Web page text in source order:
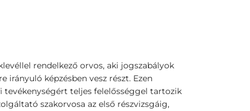
rendelkező orvos, aki jogszabályok
irányuló képzésben vesz részt. Ezen
teljes felelősséggel tartozik
szakorvosa az első részvizsgáig,